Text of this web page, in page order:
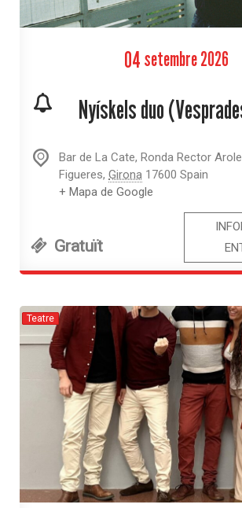
04 setembre2026
Nyískels duo
Bar de La Cate, Ronda Rector
Figueres, Girona 17600 Spain
+ Mapa de Google
Gratuït
Teatre